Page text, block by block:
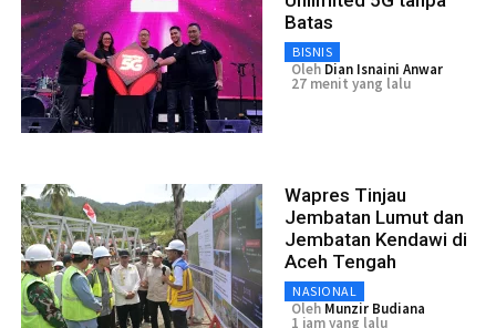
Batas
BISNIS
Oleh Dian Isnaini Anwar
27 menit yang lalu
Wapres Tinjau
Jembatan Lumut dan
Jembatan Kendawi di
Aceh Tengah
NASIONAL
Oleh Munzir Budiana
1 jam yang lalu